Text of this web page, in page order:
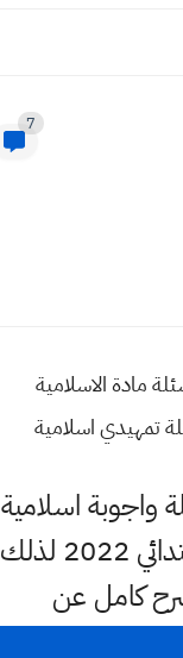
7
حلول اسئلة مادة الاسلامية
واجوبة اسلامية
التمهيدي وسنوفر لكم في هذه الصفحة بشكل مختصر او مفصل عن التمهيدي السادس الابتدائي 2022 لذلك
كامل عن